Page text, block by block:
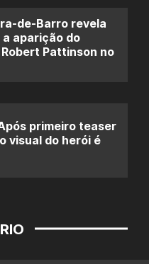
de-Barro revela
aparição do
Pattinson no
primeiro teaser
visual do herói é